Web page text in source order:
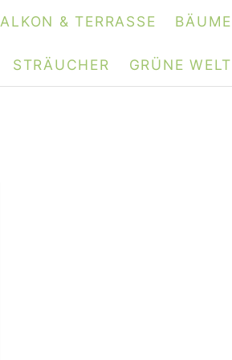
& TERRASSE BÄUME
STRÄUCHER GRÜNE WELT